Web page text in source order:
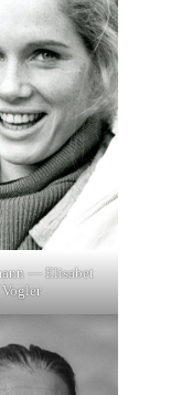
— Elisabet
Vogler